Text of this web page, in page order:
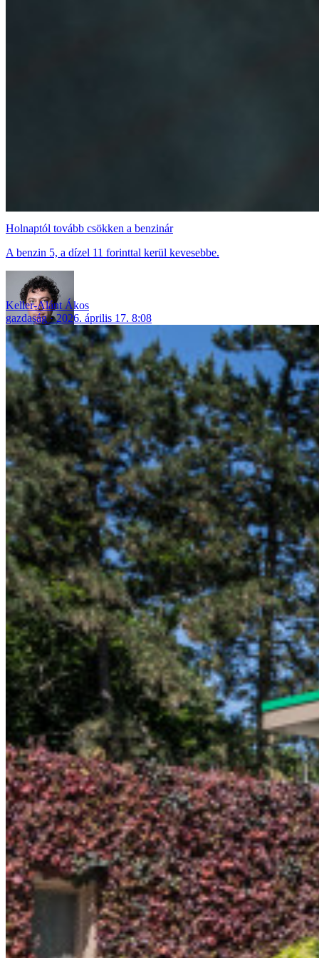
Holnaptól tovább csökken a benzinár
A benzin 5, a dízel 11 forinttal kerül kevesebbe.
Keller-Alánt Ákos
gazdaság
2026. április 17. 8:08